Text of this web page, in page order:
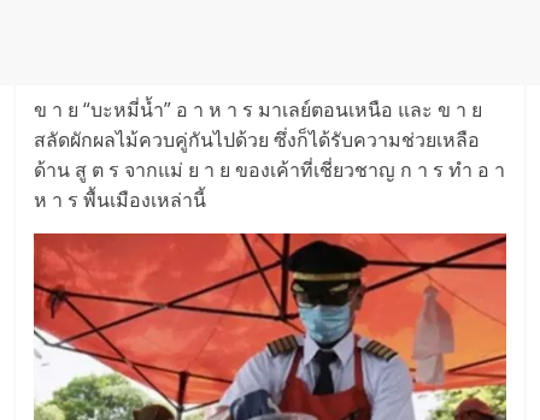
ข า ย “บะหมี่น้ำ” อ า ห า ร มาเลย์ตอนเหนือ และ ข า ย
สลัดผักผลไม้ควบคู่กันไปด้วย ซึ่งก็ได้รับความช่วยเหลือ
ด้าน สู ต ร จากแม่ ย า ย ของเค้าที่เชี่ยวชาญ ก า ร ทำ อ า
ห า ร พื้นเมืองเหล่านี้